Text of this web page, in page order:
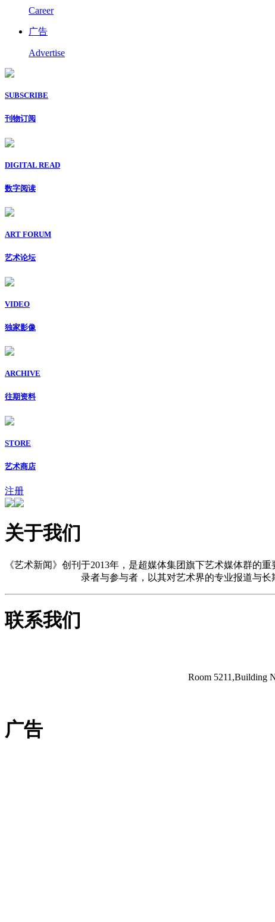
Career
广告
Advertise
SUBSCRIBE
刊物订阅
DIGITAL READ
数字阅读
ART FORUM
艺术论坛
VIDEO
独家影像
ARCHIVE
往期资料
STORE
艺术商店
注册
关于我们
《艺术新闻》创刊于2013年，是超媒体集团旗下艺术媒体群的
录者与参与者，以其对艺术界的专业报道与
联系我们
Room 5211,Building
广告